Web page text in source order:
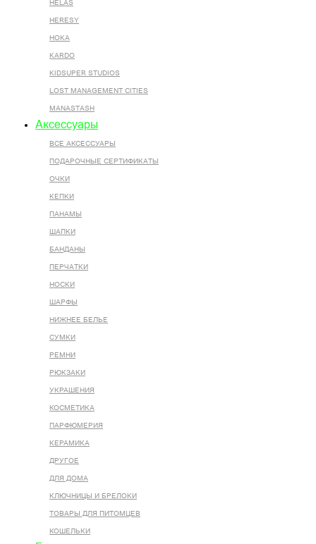
HELAS
HERESY
HOKA
KARDO
KIDSUPER STUDIOS
LOST MANAGEMENT CITIES
MANASTASH
Аксессуары
ВСЕ AКСЕССУАРЫ
ПОДАРОЧНЫЕ СЕРТИФИКАТЫ
ОЧКИ
КЕПКИ
ПАНАМЫ
ШАПКИ
БАНДАНЫ
ПЕРЧАТКИ
НОСКИ
ШАРФЫ
НИЖНЕЕ БЕЛЬЕ
СУМКИ
РЕМНИ
РЮКЗАКИ
УКРАШЕНИЯ
КОСМЕТИКА
ПАРФЮМЕРИЯ
КЕРАМИКА
ДРУГОЕ
ДЛЯ ДОМА
КЛЮЧНИЦЫ И БРЕЛОКИ
ТОВАРЫ ДЛЯ ПИТОМЦЕВ
КОШЕЛЬКИ